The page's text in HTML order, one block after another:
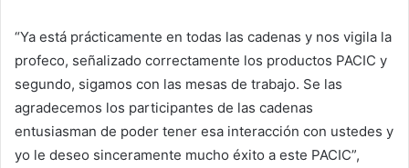
“Ya está prácticamente en todas las cadenas y nos vigila la
profeco, señalizado correctamente los productos PACIC y
segundo, sigamos con las mesas de trabajo. Se las
agradecemos los participantes de las cadenas
entusiasman de poder tener esa interacción con ustedes y
yo le deseo sinceramente mucho éxito a este PACIC”,